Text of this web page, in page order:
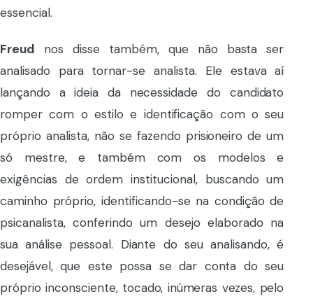
essencial.
Freud nos disse também, que não basta ser
analisado para tornar-se analista. Ele estava aí
lançando a ideia da necessidade do candidato
romper com o estilo e identificação com o seu
próprio analista, não se fazendo prisioneiro de um
só mestre, e também com os modelos e
exigências de ordem institucional, buscando um
caminho próprio, identificando-se na condição de
psicanalista, conferindo um desejo elaborado na
sua análise pessoal. Diante do seu analisando, é
desejável, que este possa se dar conta do seu
próprio inconsciente, tocado, inúmeras vezes, pelo